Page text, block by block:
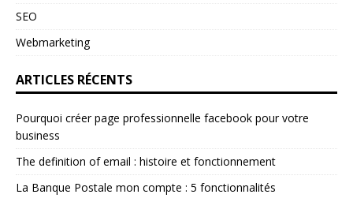
SEO
Webmarketing
ARTICLES RÉCENTS
Pourquoi créer page professionnelle facebook pour votre
business
The definition of email : histoire et fonctionnement
La Banque Postale mon compte : 5 fonctionnalités